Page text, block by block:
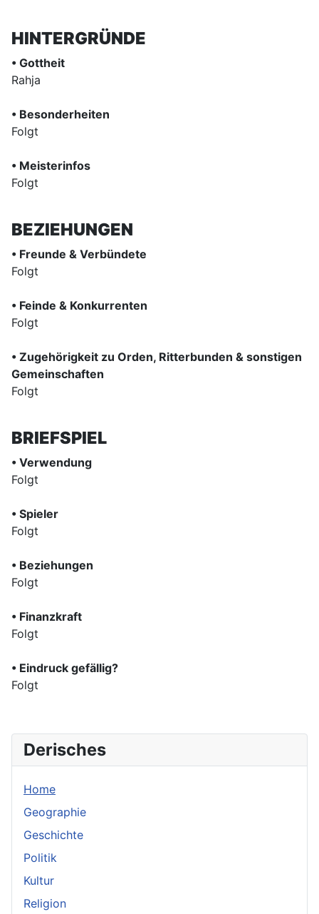
Derisches
Home
Geographie
Geschichte
Politik
Kultur
Religion
HINTERGRÜNDE
• Gottheit
Rahja
• Besonderheiten
Folgt
• Meisterinfos
Folgt
BEZIEHUNGEN
• Freunde & Verbündete
Folgt
• Feinde & Konkurrenten
Folgt
• Zugehörigkeit zu Orden, Ritterbunden & sonstigen
Gemeinschaften
Folgt
BRIEFSPIEL
• Verwendung
Folgt
• Spieler
Folgt
• Beziehungen
Folgt
• Finanzkraft
Folgt
• Eindruck gefällig?
Folgt